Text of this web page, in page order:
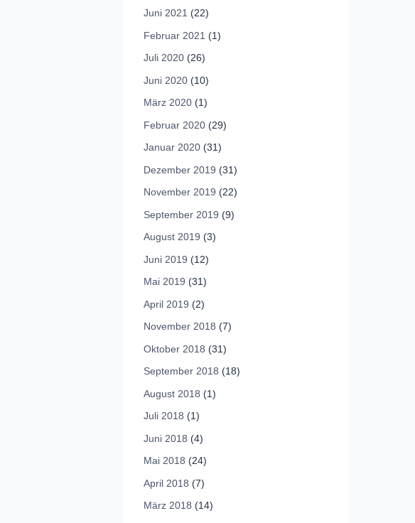
Juni 2021 (22)
Februar 2021 (1)
Juli 2020 (26)
Juni 2020 (10)
März 2020 (1)
Februar 2020 (29)
Januar 2020 (31)
Dezember 2019 (31)
November 2019 (22)
September 2019 (9)
August 2019 (3)
Juni 2019 (12)
Mai 2019 (31)
April 2019 (2)
November 2018 (7)
Oktober 2018 (31)
September 2018 (18)
August 2018 (1)
Juli 2018 (1)
Juni 2018 (4)
Mai 2018 (24)
April 2018 (7)
März 2018 (14)